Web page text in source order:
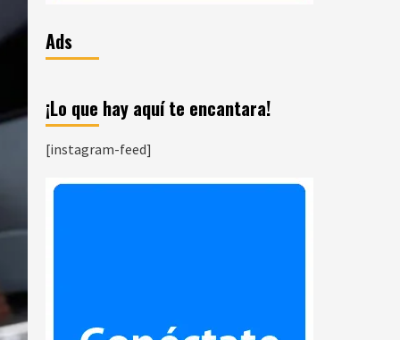
Ads
¡Lo que hay aquí te encantara!
[instagram-feed]